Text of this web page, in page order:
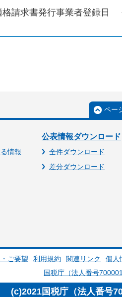
格請求書発行事業者登録日
ペー
情報
公表情報ダウンロード
全件ダウンロード
差分ダウンロード
ご要望 利用規約 関連リンク 個人
国税庁（法人番号
(c)2021国税庁（法人番号